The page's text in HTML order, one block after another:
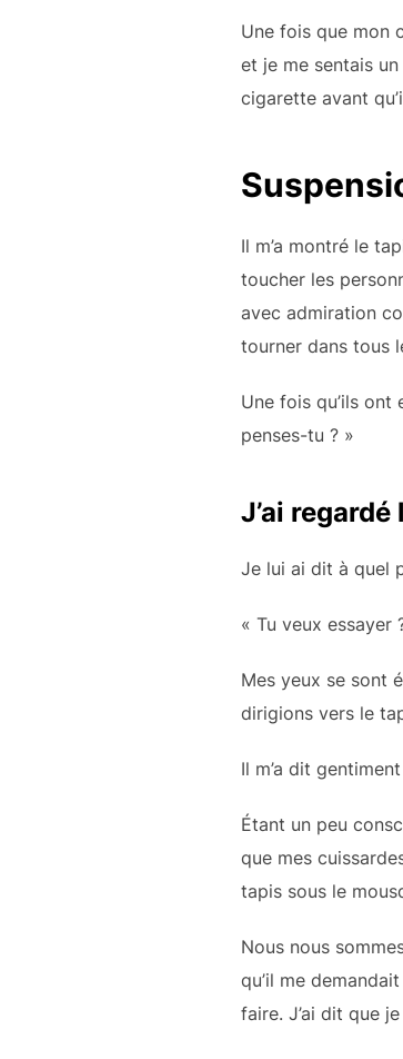
Une fois que mon
et je me sentais
cigarette avant
Il m’a montré le
toucher les
avec admiration
tourner dans tous
Une fois qu’ils ont
penses-tu ? »
J’ai
Je lui ai dit à quel
« Tu veux essayer
Mes yeux se sont
dirigions vers le
Il m’a dit
Étant un peu
que mes
tapis sous le
Nous nous
qu’il me
faire. J’ai dit que